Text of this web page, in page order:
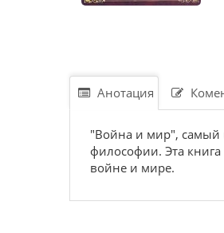
Анотация
"Война и мир", самый
философии. Эта
войне и мире.